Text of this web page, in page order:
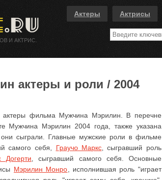
Актеры Актрисы
актеры и роли / 2004
фильма Мужчина Мэрилин. В перечне
Мужчина Мэрилин 2004 года, также указана
сыграли. Главные мужские роли в фильме
самого себя, Граучо Маркс , сыгравший роль
Догерти , сыгравший самого себя. Основные
Мэрилин Монро , исполнившая роль "играет
И АКТРИС.